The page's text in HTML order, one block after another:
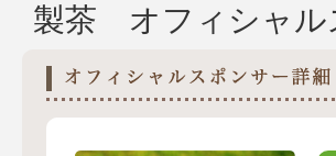
製茶 オフィシャル